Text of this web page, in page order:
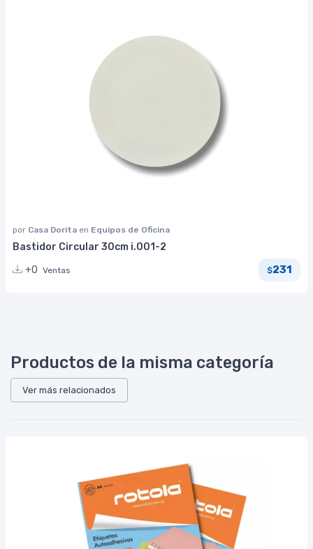
por Casa Dorita en Equipos de Oficina
Bastidor Circular 30cm i.001-2
+0 Ventas $231
Productos de la misma categoría
Ver más relacionados